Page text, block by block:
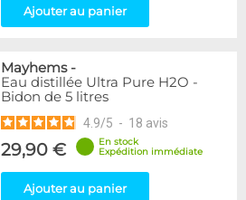
Ajouter au panier
Mayhems-
Eau distillée Ultra Pure H2O -
Bidon de 5 litres
4.9/5 - 18 avis
29,90 €
En stock
Expédition immédiate
Ajouter au panier